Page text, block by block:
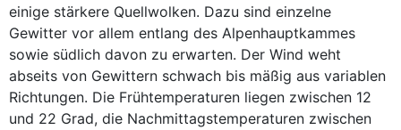
einige stärkere Quellwolken. Dazu sind einzelne
Gewitter vor allem entlang des Alpenhauptkammes
sowie südlich davon zu erwarten. Der Wind weht
abseits von Gewittern schwach bis mäßig aus variablen
Richtungen. Die Frühtemperaturen liegen zwischen 12
und 22 Grad, die Nachmittagstemperaturen zwischen